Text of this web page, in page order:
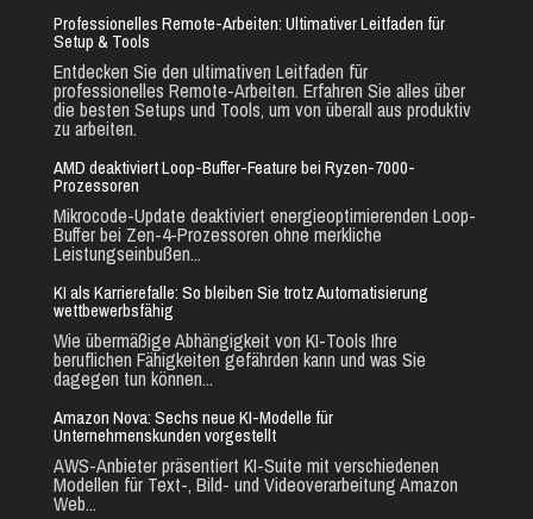
Professionelles Remote-Arbeiten: Ultimativer Leitfaden für
Setup & Tools
Entdecken Sie den ultimativen Leitfaden für
professionelles Remote-Arbeiten. Erfahren Sie alles über
die besten Setups und Tools, um von überall aus produktiv
zu arbeiten.
AMD deaktiviert Loop-Buffer-Feature bei Ryzen-7000-
Prozessoren
Mikrocode-Update deaktiviert energieoptimierenden Loop-
Buffer bei Zen-4-Prozessoren ohne merkliche
Leistungseinbußen...
KI als Karrierefalle: So bleiben Sie trotz Automatisierung
wettbewerbsfähig
Wie übermäßige Abhängigkeit von KI-Tools Ihre
beruflichen Fähigkeiten gefährden kann und was Sie
dagegen tun können...
Amazon Nova: Sechs neue KI-Modelle für
Unternehmenskunden vorgestellt
AWS-Anbieter präsentiert KI-Suite mit verschiedenen
Modellen für Text-, Bild- und Videoverarbeitung Amazon
Web...